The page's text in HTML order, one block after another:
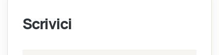
Scrivici